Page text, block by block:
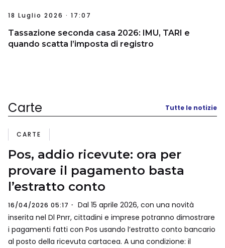
18 Luglio 2026 · 17:07
Tassazione seconda casa 2026: IMU, TARI e
quando scatta l’imposta di registro
Carte Tutte le notizie
CARTE
Pos, addio ricevute: ora per
provare il pagamento basta
l’estratto conto
16/04/2026 05:17
Dal 15 aprile 2026, con una novità
inserita nel Dl Pnrr, cittadini e imprese potranno dimostrare
i pagamenti fatti con Pos usando l’estratto conto bancario
al posto della ricevuta cartacea. A una condizione: il